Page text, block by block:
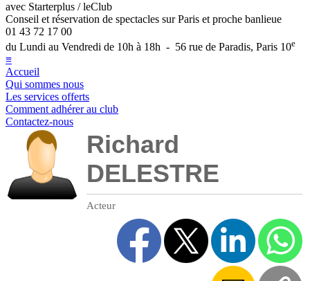
avec Starterplus / leClub
Conseil et réservation de spectacles sur Paris et proche banlieue
01 43 72 17 00
du Lundi au Vendredi de 10h à 18h - 56 rue de Paradis, Paris 10e
≡
Accueil
Qui sommes nous
Les services offerts
Comment adhérer au club
Contactez-nous
Richard
DELESTRE
Acteur